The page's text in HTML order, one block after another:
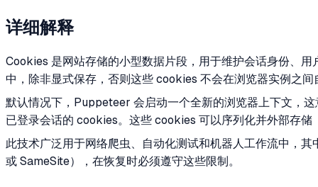
详细解释
Cookies 是网站存储的小型数据片段，用于维护会话身份、
中，除非显式保存，否则这些 cookies 不会在浏览器实例之间
默认情况下，Puppeteer 会启动一个全新的浏览器上下文，
已登录会话的 cookies。这些 cookies 可以序列化并外部存
此技术广泛用于网络爬虫、自动化测试和机器人工作流中，
或 SameSite），在恢复时必须遵守这些限制。